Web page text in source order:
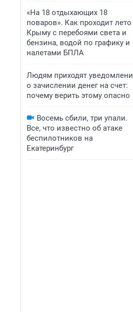
«На 18 отдыхающих 18
поваров». Как проходит лето
Крыму с перебоями света и
бензина, водой по графику и
налетами БПЛА
Людям приходят
о зачислении денег на счет:
почему верить этому опасно
Восемь сбили, три упали.
Все, что известно об атаке
беспилотников на
Екатеринбург